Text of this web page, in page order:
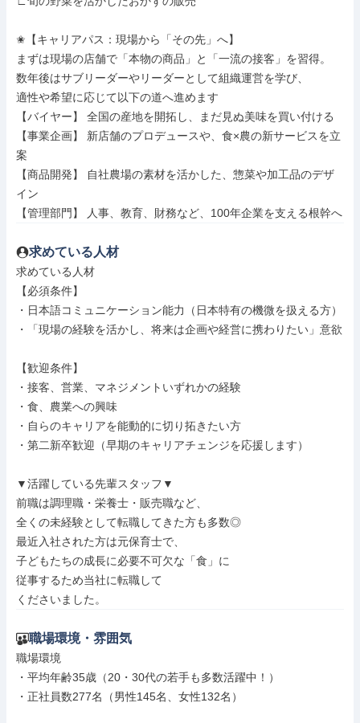
✬【キャリアパス：現場から「その先」へ】
まずは現場の店舗で「本物の商品」と「一流の接客」を習得。
数年後はサブリーダーやリーダーとして組織運営を学び、
適性や希望に応じて以下の道へ進めます
【バイヤー】 全国の産地を開拓し、まだ見ぬ美味を買い付ける
【事業企画】 新店舗のプロデュースや、食×農の新サービスを立
案
【商品開発】 自社農場の素材を活かした、惣菜や加工品のデザ
イン
【管理部門】 人事、教育、財務など、100年企業を支える根幹へ
求めている人材
求めている人材
【必須条件】
・日本語コミュニケーション能力（日本特有の機微を扱える方）
・「現場の経験を活かし、将来は企画や経営に携わりたい」意欲
【歓迎条件】
・接客、営業、マネジメントいずれかの経験
・食、農業への興味
・自らのキャリアを能動的に切り拓きたい方
・第二新卒歓迎（早期のキャリアチェンジを応援します）
▼活躍している先輩スタッフ▼
前職は調理職・栄養士・販売職など、
全くの未経験として転職してきた方も多数◎
最近入社された方は元保育士で、
子どもたちの成長に必要不可欠な「食」に
従事するため当社に転職して
くださいました。
職場環境・雰囲気
職場環境
・平均年齢35歳（20・30代の若手も多数活躍中！）
・正社員数277名（男性145名、女性132名）